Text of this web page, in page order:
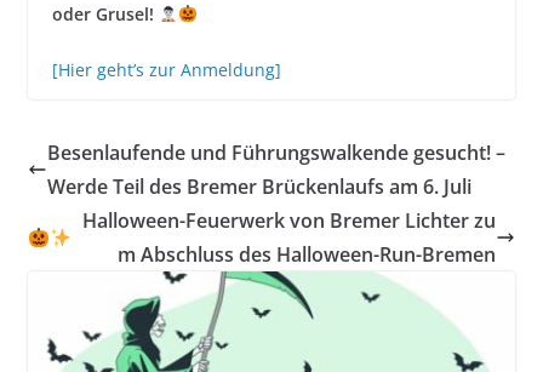
oder Grusel!
[Hier geht’s zur Anmeldung]
Besenlaufende und Führungswalkende gesucht! –
Werde Teil des Bremer Brückenlaufs am 6. Juli
Halloween-Feuerwerk von Bremer Lichter zu
m Abschluss des Halloween-Run-Bremen